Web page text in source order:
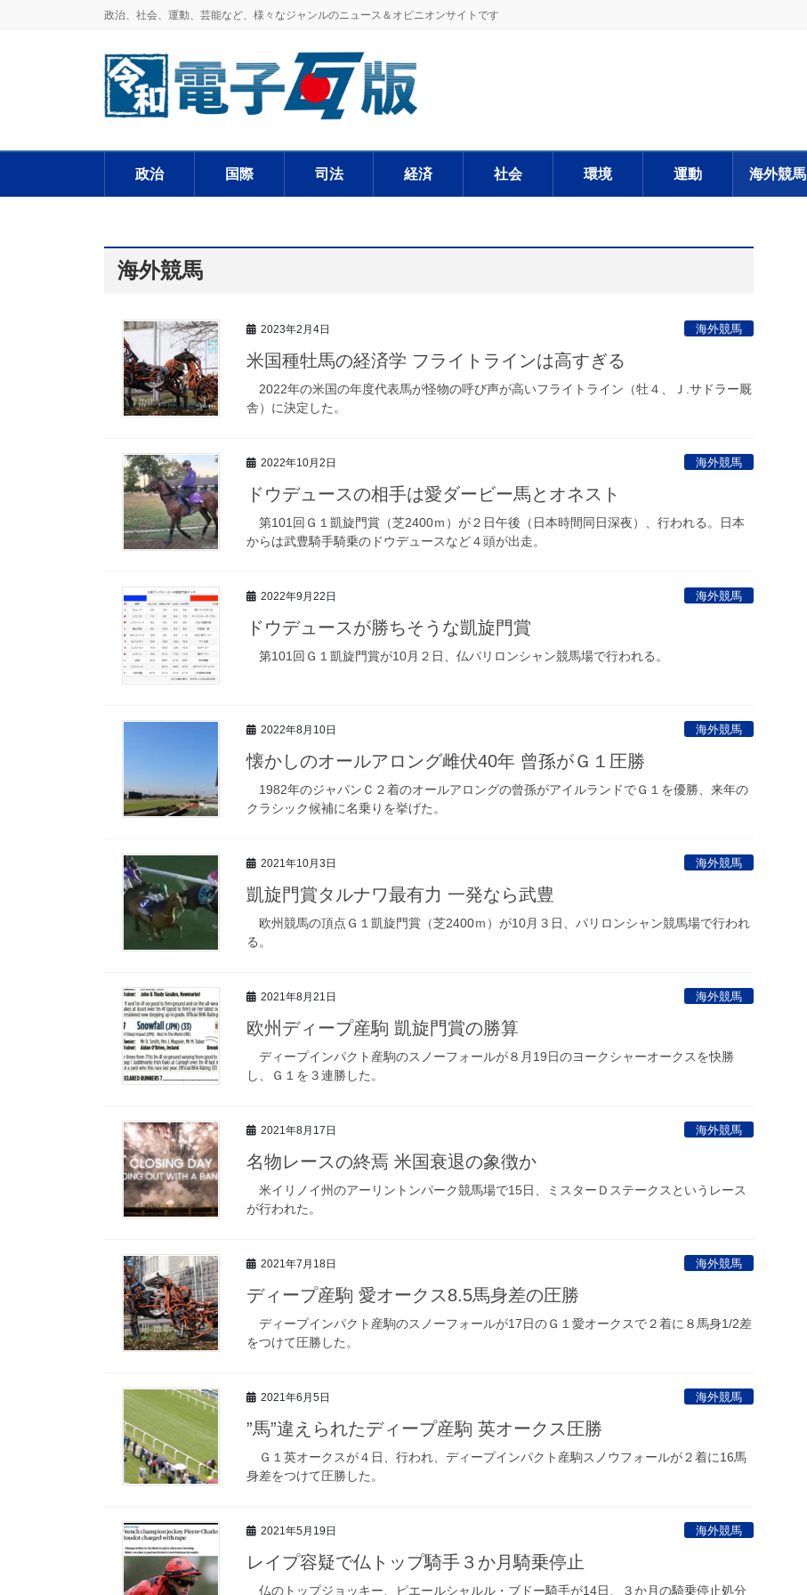
政治、社会、運動、芸能など、様々なジャンルのニュース＆オピニオンサイトです
政治 国際 司法 経済 社会 環境 運動 海外競馬
海外競馬
2023年2月4日 海外競馬
米国種牡馬の経済学 フライトラインは高すぎる
2022年の米国の年度代表馬が怪物の呼び声が高いフライトライン（牡４、Ｊ.サドラー厩
舎）に決定した。
2022年10月2日 海外競馬
ドウデュースの相手は愛ダービー馬とオネスト
第101回Ｇ１凱旋門賞（芝2400ｍ）が２日午後（日本時間同日深夜）、行われる。日本
からは武豊騎手騎乗のドウデュースなど４頭が出走。
2022年9月22日 海外競馬
ドウデュースが勝ちそうな凱旋門賞
第101回Ｇ１凱旋門賞が10月２日、仏パリロンシャン競馬場で行われる。
2022年8月10日 海外競馬
懐かしのオールアロング雌伏40年 曾孫がＧ１圧勝
1982年のジャパンＣ２着のオールアロングの曾孫がアイルランドでＧ１を優勝、来年の
クラシック候補に名乗りを挙げた。
2021年10月3日 海外競馬
凱旋門賞タルナワ最有力 一発なら武豊
欧州競馬の頂点Ｇ１凱旋門賞（芝2400ｍ）が10月３日、パリロンシャン競馬場で行われ
る。
2021年8月21日 海外競馬
欧州ディープ産駒 凱旋門賞の勝算
ディープインパクト産駒のスノーフォールが８月19日のヨークシャーオークスを快勝
し、Ｇ１を３連勝した。
2021年8月17日 海外競馬
名物レースの終焉 米国衰退の象徴か
米イリノイ州のアーリントンパーク競馬場で15日、ミスターＤステークスというレース
が行われた。
2021年7月18日 海外競馬
ディープ産駒 愛オークス8.5馬身差の圧勝
ディープインパクト産駒のスノーフォールが17日のＧ１愛オークスで２着に８馬身1/2差
をつけて圧勝した。
2021年6月5日 海外競馬
”馬”違えられたディープ産駒 英オークス圧勝
Ｇ１英オークスが４日、行われ、ディープインパクト産駒スノウフォールが２着に16馬
身差をつけて圧勝した。
2021年5月19日 海外競馬
レイプ容疑で仏トップ騎手３か月騎乗停止
仏のトップジョッキー、ピエールシャルル・ブドー騎手が14日、３か月の騎乗停止処分